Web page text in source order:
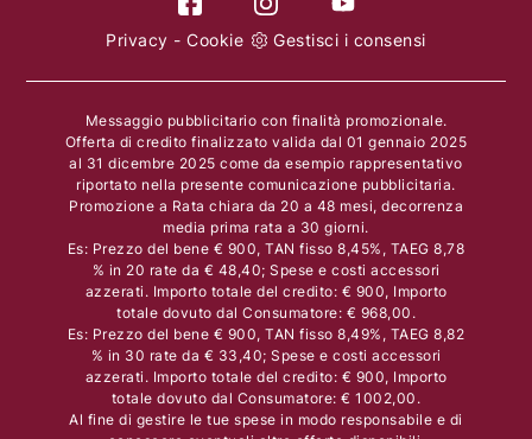
Privacy -Cookie Gestisci i consensi
Messaggio pubblicitario con finalità promozionale.
Offerta di credito finalizzato valida dal 01 gennaio 2025
al 31 dicembre 2025 come da esempio rappresentativo
riportato nella presente comunicazione pubblicitaria.
Promozione a Rata chiara da 20 a 48 mesi, decorrenza
media prima rata a 30 giorni.
Es: Prezzo del bene € 900, TAN fisso 8,45%, TAEG 8,78
% in 20 rate da € 48,40; Spese e costi accessori
azzerati. Importo totale del credito: € 900, Importo
totale dovuto dal Consumatore: € 968,00.
Es: Prezzo del bene € 900, TAN fisso 8,49%, TAEG 8,82
% in 30 rate da € 33,40; Spese e costi accessori
azzerati. Importo totale del credito: € 900, Importo
totale dovuto dal Consumatore: € 1002,00.
Al fine di gestire le tue spese in modo responsabile e di